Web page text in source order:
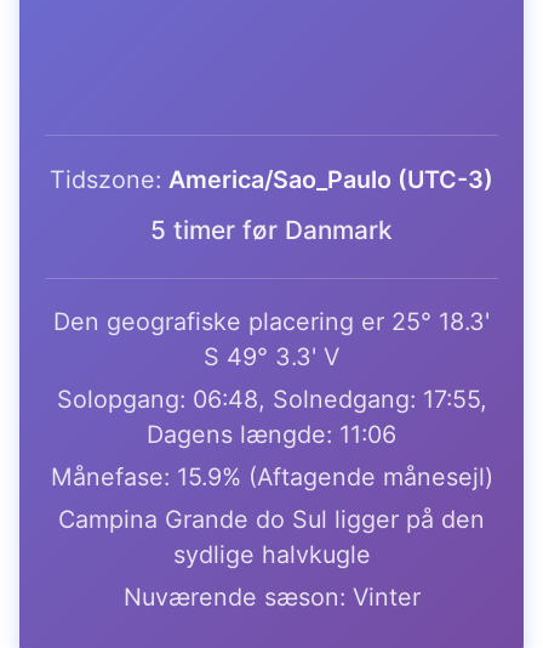
Tidszone: America/Sao_Paulo (UTC-3)
5 timer før Danmark
Den geografiske placering er 25° 18.3'
S 49° 3.3' V
Solopgang: 06:48, Solnedgang: 17:55,
Dagens længde: 11:06
Månefase: 15.9% (Aftagende månesejl)
Campina Grande do Sul ligger på den
sydlige halvkugle
Nuværende sæson: Vinter